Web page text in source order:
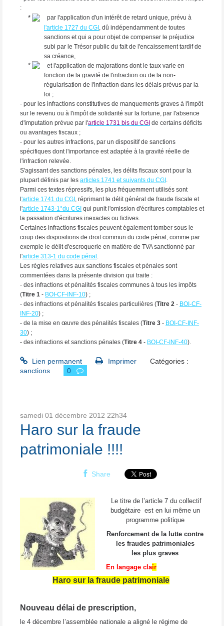
:
par l'application d'un intérêt de retard unique, prévu à
l'article 1727 du CGI, dû indépendamment de toutes
sanctions et qui a pour objet de compenser le préjudice
subi par le Trésor public du fait de l'encaissement tardif de
sa créance,
et l'application de majorations dont le taux varie en
fonction de la gravité de l'infraction ou de la non-
régularisation de l'infraction dans les délais prévus par la
loi ;
- pour les infractions constitutives de manquements graves à l'impôt
sur le revenu ou à l'impôt de solidarité sur la fortune, par l'absence
d'imputation prévue par l'article 1731 bis du CGI de certains déficits
ou avantages fiscaux ;
- pour les autres infractions, par un dispositif de sanctions
spécifiques dont l'importance est adaptée à la gravité réelle de
l'infraction relevée.
S'agissant des sanctions pénales, les délits fiscaux sont pour la
plupart définis par les articles 1741 et suivants du CGI .
Parmi ces textes répressifs, les plus fréquemment utilisés sont
'article 1741 du CGI , réprimant le délit général de fraude fiscale et
l'article 1743-1°du CGI qui punit l'omission d'écritures comptables et
la passation d'écritures inexactes ou fictives.
Certaines infractions fiscales peuvent également tomber sous le
coup des dispositions de droit commun du code pénal, comme par
exemple le délit d'escroquerie en matière de TVA sanctionné par
l'article 313-1 du code pénal .
Les règles relatives aux sanctions fiscales et pénales sont
commentées dans la présente division qui traite :
- des infractions et pénalités fiscales communes à tous les impôts
(Titre 1 - BOI-CF-INF-10) ;
- des infractions et pénalités fiscales particulières (Titre 2 - BOI-CF-
INF-20) ;
- de la mise en œuvre des pénalités fiscales (Titre 3 - BOI-CF-INF-
30) ;
- des infractions et sanctions pénales (Titre 4 - BOI-CF-INF-40).
Lien permanent Imprimer
Catégories :
sanctions
0
samedi 01 décembre 2012 22h34
Haro sur la fraude
patrimoniale !!!!
Share
Le titre de l’article 7 du collectif
budgétaire est en lui même un
programme politique
Renforcement de la lutte contre
les fraudes patrimoniales
les plus graves
En langage clair
Haro sur la fraude patrimoniale
Nouveau délai de prescription,
le 4 décembre l’assemblée nationale a aligné le régime de